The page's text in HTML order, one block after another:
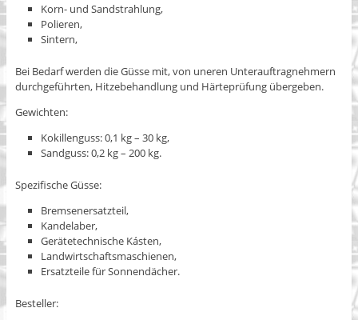
Korn- und Sandstrahlung,
Polieren,
Sintern,
Bei Bedarf werden die Güsse mit, von uneren Unterauftragnehmern
durchgeführten, Hitzebehandlung und Härteprüfung übergeben.
Gewichten:
Kokillenguss: 0,1 kg – 30 kg,
Sandguss: 0,2 kg – 200 kg.
Spezifische Güsse:
Bremsenersatzteil,
Kandelaber,
Gerätetechnische Kásten,
Landwirtschaftsmaschienen,
Ersatzteile für Sonnendächer.
Besteller: